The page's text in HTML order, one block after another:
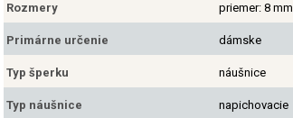
Rozmery priemer: 8 mm
Primárne určenie dámske
Typ šperku náušnice
Typ náušnice napichovacie